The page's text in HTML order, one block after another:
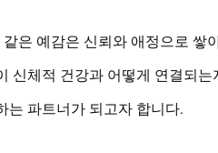
은 예감은 신뢰와 애정으로 쌓
신체적 건강과 어떻게 연결되는
는 파트너가 되고자 합니다.